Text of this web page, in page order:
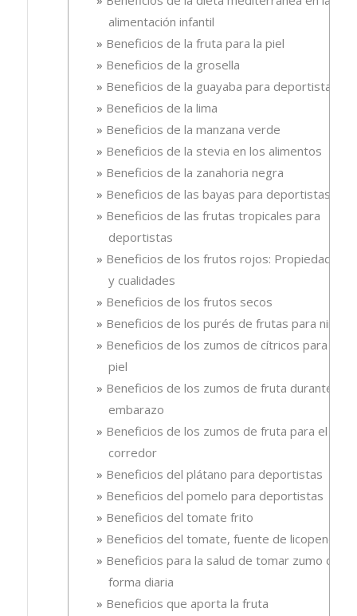
alimentación infantil
Beneficios de la fruta para la piel
Beneficios de la grosella
Beneficios de la guayaba para deportistas
Beneficios de la lima
Beneficios de la manzana verde
Beneficios de la stevia en los alimentos
Beneficios de la zanahoria negra
Beneficios de las bayas para deportistas
Beneficios de las frutas tropicales para
deportistas
Beneficios de los frutos rojos: Propiedades
y cualidades
Beneficios de los frutos secos
Beneficios de los purés de frutas para niños
Beneficios de los zumos de cítricos para la
piel
Beneficios de los zumos de fruta durante el
embarazo
Beneficios de los zumos de fruta para el
corredor
Beneficios del plátano para deportistas
Beneficios del pomelo para deportistas
Beneficios del tomate frito
Beneficios del tomate, fuente de licopeno
Beneficios para la salud de tomar zumo de
forma diaria
Beneficios que aporta la fruta